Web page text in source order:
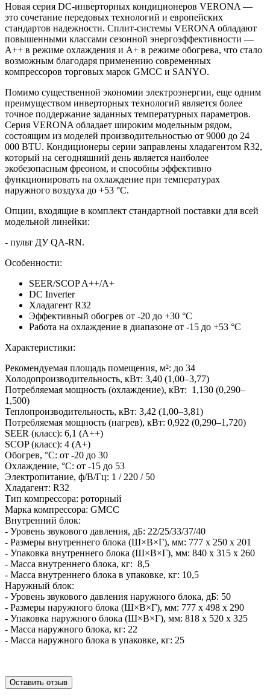
Новая серия DC-инверторных кондиционеров VERONA —
это сочетание передовых технологий и европейских
стандартов надежности. Сплит-системы VERONA обладают
повышенными классами сезонной энергоэффективности —
A++ в режиме охлаждения и A+ в режиме обогрева, что стало
возможным благодаря применению современных
компрессоров торговых марок GMCC и SANYO.
Помимо существенной экономии электроэнергии, еще одним
преимуществом инверторных технологий является более
точное поддержание заданных температурных параметров.
Серия VERONA обладает широким модельным рядом,
состоящим из моделей производительностью от 9000 до 24
000 BTU. Кондиционеры серии заправлены хладагентом R32,
который на сегодняшний день является наиболее
экобезопасным фреоном, и способны эффективно
функционировать на охлаждение при температурах
наружного воздуха до +53 °C.
Опции, входящие в комплект стандартной поставки для всей
модельной линейки:
- пульт ДУ QA-RN.
Особенности:
SEER/SCOP A++/A+
DC Inverter
Хладагент R32
Эффективный обогрев от -20 до +30 °C
Работа на охлаждение в диапазоне от -15 до +53 °C
Характеристики:
Рекомендуемая площадь помещения, м²: до 34
Холодопроизводительность, кВт: 3,40 (1,00–3,77)
Потребляемая мощность (охлаждение), кВт: 1,130 (0,290–
1,500)
Теплопроизводительность, кВт: 3,42 (1,00–3,81)
Потребляемая мощность (нагрев), кВт: 0,922 (0,290–1,720)
SEER (класс): 6,1 (A++)
SCOP (класс): 4 (A+)
Обогрев, °С: от -20 до 30
Охлаждение, °С: от -15 до 53
Электропитание, ф/В/Гц: 1 / 220 / 50
Хладагент: R32
Тип компрессора: роторный
Марка компрессора: GMCC
Внутренний блок:
- Уровень звукового давления, дБ: 22/25/33/37/40
- Размеры внутреннего блока (Ш×В×Г), мм: 777 x 250 x 201
- Упаковка внутреннего блока (Ш×В×Г), мм: 840 x 315 x 260
- Масса внутреннего блока, кг: 8,5
- Масса внутреннего блока в упаковке, кг: 10,5
Наружный блок:
- Уровень звукового давления наружного блока, дБ: 50
- Размеры наружного блока (Ш×В×Г), мм: 777 x 498 x 290
- Упаковка наружного блока (Ш×В×Г), мм: 818 x 520 x 325
- Масса наружного блока, кг: 22
- Масса наружного блока в упаковке, кг: 25
Оставить отзыв